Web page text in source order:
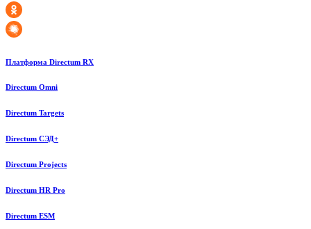
Платформа Directum RX
Directum Omni
Directum Targets
Directum СЭД+
Directum Projects
Directum HR Pro
Directum ESM